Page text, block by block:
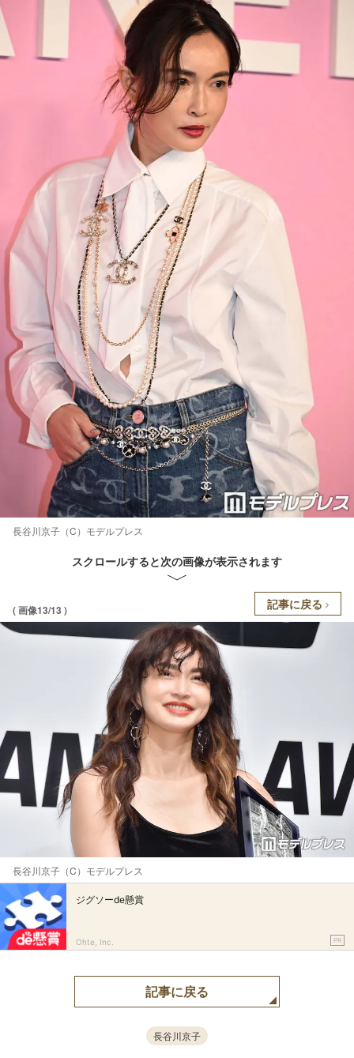
長谷川京子（C）モデルプレス
スクロールすると次の画像が表示されます
( 画像13/13 ) 記事に戻る
長谷川京子（C）モデルプレス
ジグソーde懸賞
Ohte, Inc. PR
記事に戻る
長谷川京子